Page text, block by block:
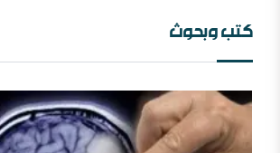
اللهم اشغل الظالمين بالظالمين
كتب وبحوث
البعث الاعتزالي وإسقاط العقل